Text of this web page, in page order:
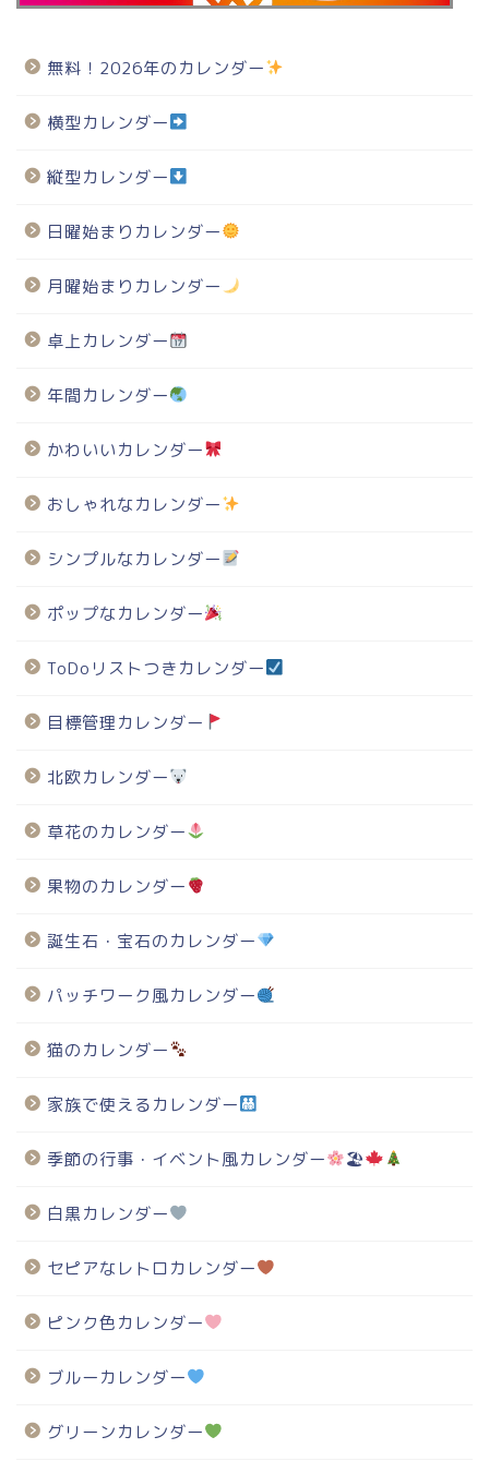
無料！2026年のカレンダー
横型カレンダー
縦型カレンダー
日曜始まりカレンダー
月曜始まりカレンダー
卓上カレンダー
年間カレンダー
かわいいカレンダー
おしゃれなカレンダー
シンプルなカレンダー
ポップなカレンダー
ToDoリストつきカレンダー
目標管理カレンダー
北欧カレンダー
草花のカレンダー
果物のカレンダー
誕生石・宝石のカレンダー
パッチワーク風カレンダー
猫のカレンダー
家族で使えるカレンダー
季節の行事・イベント風カレンダー 🏖
白黒カレンダー
セピアなレトロカレンダー
ピンク色カレンダー
ブルーカレンダー
グリーンカレンダー